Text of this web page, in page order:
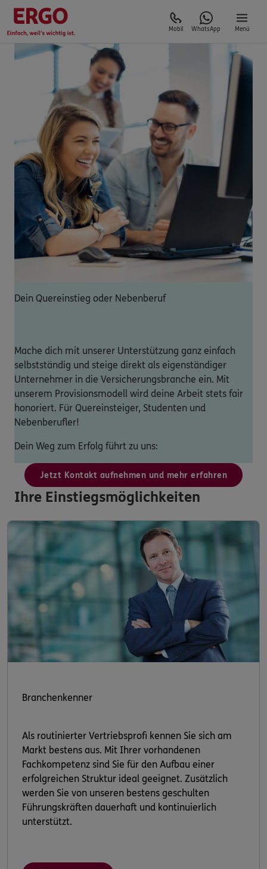
Mobil WhatsApp Menü
Dein Quereinstieg oder Nebenberuf
Mache dich mit unserer Unterstützung ganz einfach
selbstständig und steige direkt als eigenständiger
Unternehmer in die Versicherungsbranche ein. Mit
unserem Provisionsmodell wird deine Arbeit stets fair
honoriert. Für Quereinsteiger, Studenten und
Nebenberufler!
Dein Weg zum Erfolg führt zu uns:
Jetzt Kontakt aufnehmen und mehr erfahren
Ihre Einstiegsmöglichkeiten
Branchenkenner
Als routinierter Vertriebsprofi kennen Sie sich am
Markt bestens aus. Mit Ihrer vorhandenen
Fachkompetenz sind Sie für den Aufbau einer
erfolgreichen Struktur ideal geeignet. Zusätzlich
werden Sie von unseren bestens geschulten
Führungskräften dauerhaft und kontinuierlich
unterstützt.